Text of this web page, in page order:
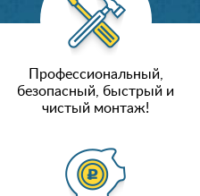
Профессиональный,
безопасный, быстрый и
чистый монтаж!